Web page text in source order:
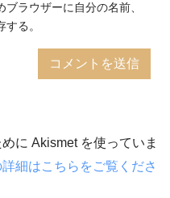
ラウザーに自分の名前、
る。
に Akismet を使っていま
細はこちらをご覧くださ